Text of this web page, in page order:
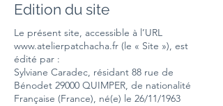
Edition du site
Le présent site, accessible à l’URL
www.atelierpatchacha.fr (le « Site »), est
édité par :
Sylviane Caradec, résidant 88 rue de
Bénodet 29000 QUIMPER, de nationalité
Française (France), né(e) le 26/11/1963